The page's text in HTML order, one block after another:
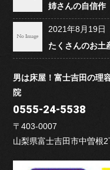
姉さんの自信作
2021年8月19日
たくさんのお土
男は床屋！富士吉田の理
院
0555-24-5538
〒403-0007
山梨県富士吉田市中曽根